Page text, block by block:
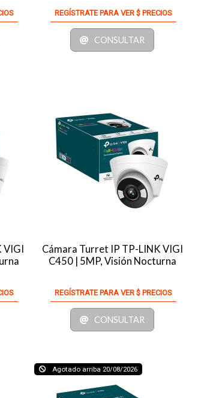
REGÍSTRATE PARA VER $ PRECIOS
CONSULTAR
Cámara Turret IP TP-LINK VIGI
C450 | 5MP, Visión Nocturna
REGÍSTRATE PARA VER $ PRECIOS
CONSULTAR
Agotado arriba 20/08/2026